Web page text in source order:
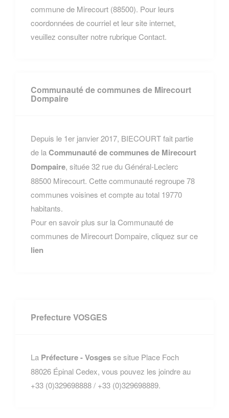
commune de Mirecourt (88500). Pour leurs
coordonnées de courriel et leur site internet,
veuillez consulter notre rubrique Contact.
Communauté de communes de Mirecourt
Dompaire
Depuis le 1er janvier 2017, BIECOURT fait partie
de laCommunauté de communes de Mirecourt
Dompaire, située 32 rue du Général-Leclerc
88500 Mirecourt. Cette communauté regroupe 78
communes voisines et compte au total 19770
habitants.
Pour en savoir plus sur la Communauté de
communes de Mirecourt Dompaire, cliquez sur ce
lien
Prefecture VOSGES
La Préfecture - Vosgesse situe Place Foch
88026 Épinal Cedex, vous pouvez les joindre au
+33 (0)329698888 / +33 (0)329698889.